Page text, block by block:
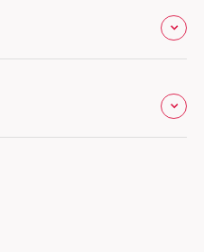
越谷
花栗
川口
ン茨木太田
バイル大分府内町